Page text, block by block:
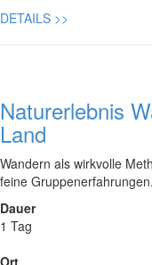
DETAILS >>
Naturerlebnis
Land
Wandern als wirkvolle
feine Gruppenerfahrungen.
Dauer
1 Tag
Ort